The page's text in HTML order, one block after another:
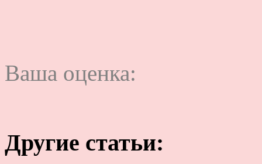
Ваша оценка:
Другие статьи: